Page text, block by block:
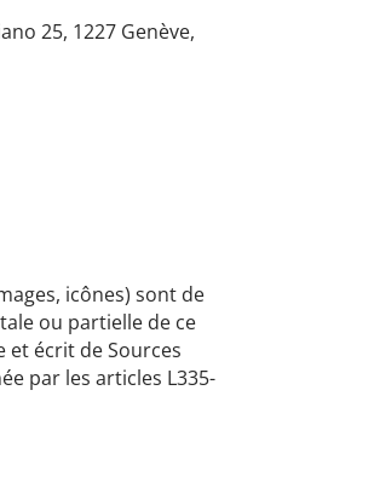
25, 1227 Genève,
icônes) sont de
ou partielle de ce
et écrit de Sources
par les articles L335-